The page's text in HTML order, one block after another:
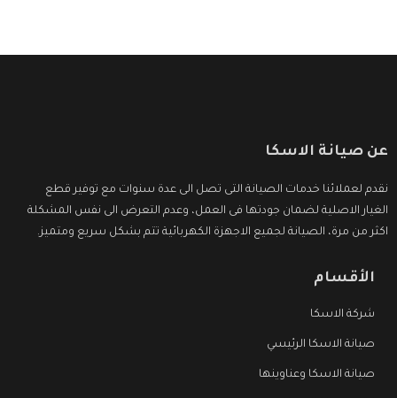
عن صيانة الاسكا
نقدم لعملائنا خدمات الصيانة التى تصل الى عدة سنوات مع توفير قطع
الغيار الاصلية لضمان جودتها فى العمل، وعدم التعرض الى نفس المشكلة
اكثر من مرة، الصيانة لجميع الاجهزة الكهربائية تتم بشكل سريع ومتميز.
الأقسام
شركة الاسكا
صيانة الاسكا الرئيسي
صيانة الاسكا وعناوينها